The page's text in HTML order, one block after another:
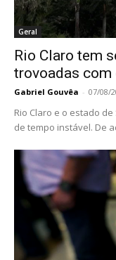
Geral
Rio Claro tem
trovoadas com
Gabriel Gouvêa - 07/08/
Rio Claro e o estado
de tempo instável. De